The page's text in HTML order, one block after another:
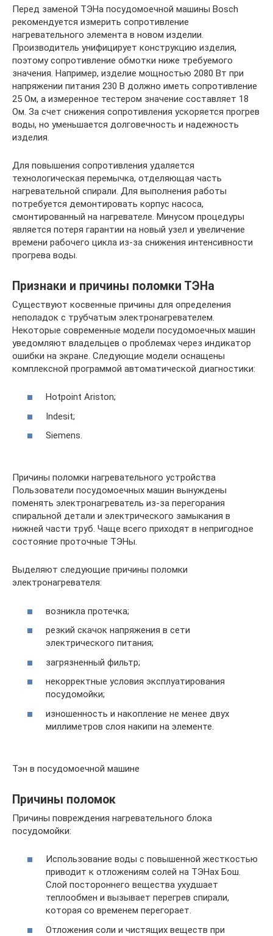
Перед заменой ТЭНа посудомоечной машины Bosch
рекомендуется измерить сопротивление
нагревательного элемента в новом изделии.
Производитель унифицирует конструкцию изделия,
поэтому сопротивление обмотки ниже требуемого
значения. Например, изделие мощностью 2080 Вт при
напряжении питания 230 В должно иметь сопротивление
25 Ом, а измеренное тестером значение составляет 18
Ом. За счет снижения сопротивления ускоряется прогрев
воды, но уменьшается долговечность и надежность
изделия.
Для повышения сопротивления удаляется
технологическая перемычка, отделяющая часть
нагревательной спирали. Для выполнения работы
потребуется демонтировать корпус насоса,
смонтированный на нагревателе. Минусом процедуры
является потеря гарантии на новый узел и увеличение
времени рабочего цикла из-за снижения интенсивности
прогрева воды.
Признаки и причины поломки ТЭНа
Существуют косвенные причины для определения
неполадок с трубчатым электронагревателем.
Некоторые современные модели посудомоечных машин
уведомляют владельцев о проблемах через индикатор
ошибки на экране. Следующие модели оснащены
комплексной программой автоматической диагностики:
Hotpoint Ariston;
Indesit;
Siemens.
Причины поломки нагревательного устройства
Пользователи посудомоечных машин вынуждены
поменять электронагреватель из-за перегорания
спиральной детали и электрического замыкания в
нижней части труб. Чаще всего приходят в непригодное
состояние проточные ТЭНы.
Выделяют следующие причины поломки
электронагревателя:
возникла протечка;
резкий скачок напряжения в сети
электрического питания;
загрязненный фильтр;
некорректные условия эксплуатирования
посудомойки;
изношенность и накопление не менее двух
миллиметров слоя накипи на элементе.
Тэн в посудомоечной машине
Причины поломок
Причины повреждения нагревательного блока
посудомойки:
Использование воды с повышенной жесткостью
приводит к отложениям солей на ТЭНах Бош.
Слой постороннего вещества ухудшает
теплообмен и вызывает перегрев спирали,
которая со временем перегорает.
Отложения соли и чистящих веществ при